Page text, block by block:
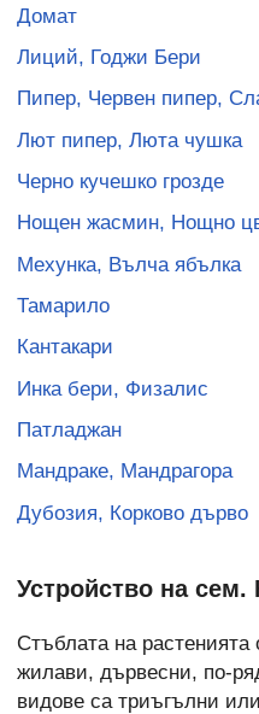
Домат
Лиций, Годжи Бери
Пипер, Червен пипер,
Лют пипер, Люта чушка
Черно кучешко грозде
Нощен жасмин, Нощно
Мехунка, Вълча ябълка
Тамарило
Кантакари
Инка бери, Физалис
Патладжан
Мандраке, Мандрагора
Дубозия, Корково дърво
Устройство на
Стъблата на растенията
жилави, дървесни, по-
видове са триъгълни